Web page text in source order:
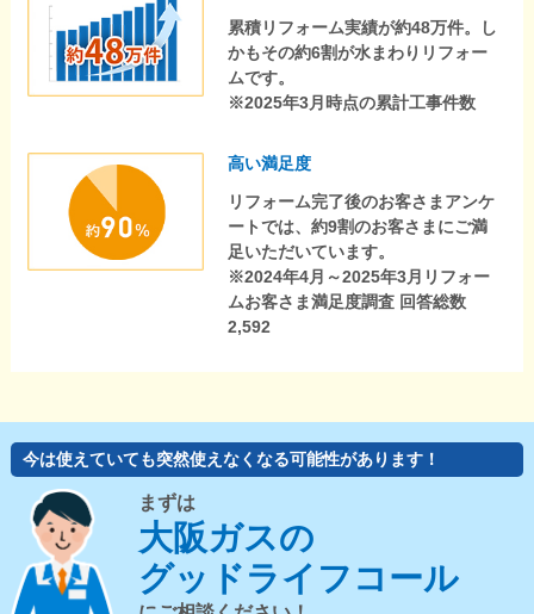
累積リフォーム実績が約48万件。し
かもその約6割が水まわりリフォー
ムです。
※2025年3月時点の累計工事件数
高い満足度
リフォーム完了後のお客さまアンケ
ートでは、約9割のお客さまにご満
足いただいています。
※2024年4月～2025年3月リフォー
ムお客さま満足度調査 回答総数
2,592
今は使えていても突然使えなくなる可能性があります！
まずは
大阪ガスの
グッドライフコール